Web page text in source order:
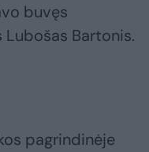
buvęs
Bartonis.
pagrindinėje